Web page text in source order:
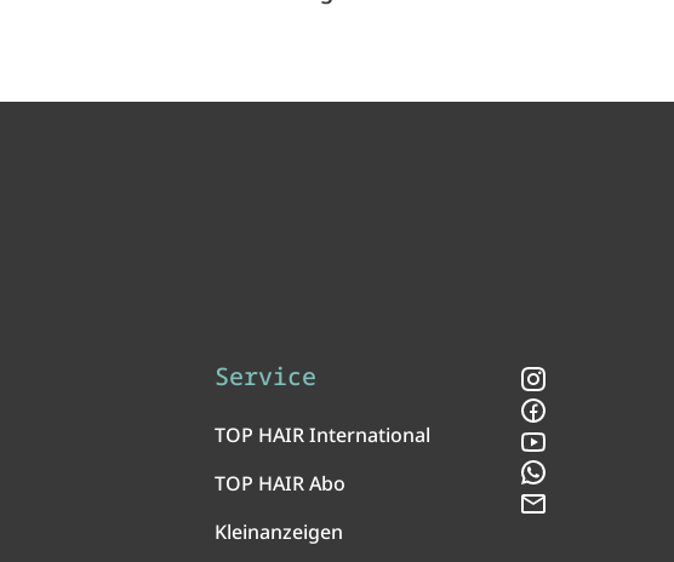
Service
TOP HAIR International
TOP HAIR Abo
Kleinanzeigen